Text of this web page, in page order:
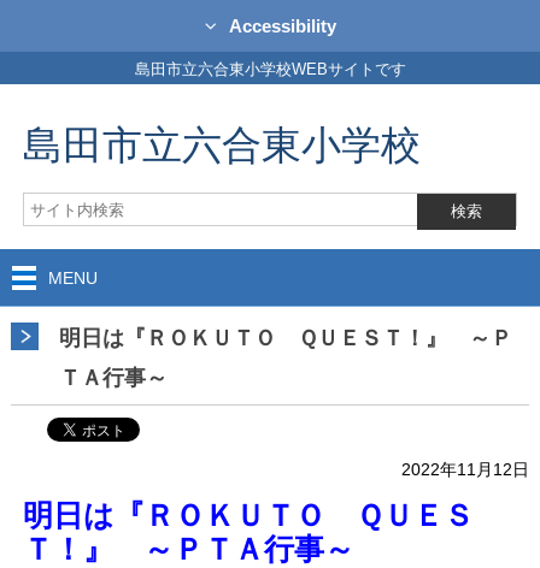
Accessibility
島田市立六合東小学校WEBサイトです
島田市立六合東小学校
MENU
明日は『ＲＯＫＵＴＯ ＱＵＥＳＴ！』 ～Ｐ
ＴＡ行事～
2022年11月12日
明日は『ＲＯＫＵＴＯ ＱＵＥＳ
Ｔ！』 ～ＰＴＡ行事～